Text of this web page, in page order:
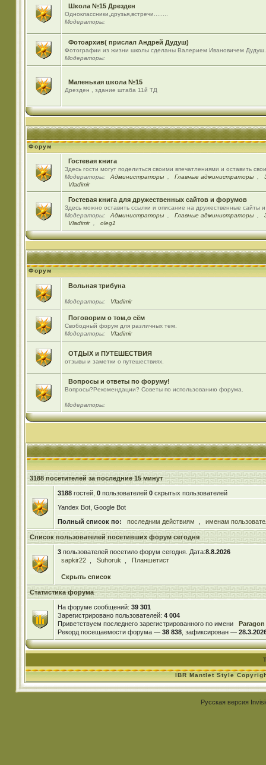
Школа №15 Дрезден
Одноклассники,друзья,встречи........
Модераторы:
Фотоархив( прислал Андрей Дудуш)
Фотографии из жизни школы сделаны Валерием Ивановичем Дудуш.
Модераторы:
Маленькая школа №15
Дрезден , здание штаба 11й ТД
Форум
Гостевая книга
Здесь гости могут поделиться своими впечатлениями и оставить
Модераторы:
Администраторы Главные администраторы
Vladimir
Гостевая книга для дружественных сайтов и форумов
Здесь можно оставить ссылки и описание на дружественные сайты
Модераторы:
Администраторы Главные администраторы
Vladimir
oleg1
Форум
Вольная трибуна
Модераторы: Vladimir
Поговорим о том,о сём
Свободный форум для различных тем.
Модераторы:
Vladimir
ОТДЫХ и ПУТЕШЕСТВИЯ
отзывы и заметки о путешествиях.
Вопросы и ответы по форуму!
Вопросы?Рекомендации? Советы по использованию форума.
Модераторы:
3188 посетителей за последние 15 минут
3188гостей, 0пользователей 0скрытых пользователей
Yandex Bot, Google Bot
Полный список по:
последним действиям именам
Список пользователей посетивших форум сегодня
3пользователей посетило форум сегодня. Дата:8.8.2026
sapkir22
Suhoruk Планшетист
Скрыть список
Статистика форума
На форуме сообщений: 39 301
Зарегистрировано пользователей: 4 004
Приветствуем последнего зарегистрированного по имени
Paragon
Рекорд посещаемости форума — 38 838, зафиксирован —
IBR Mantlet Style
Русская версия